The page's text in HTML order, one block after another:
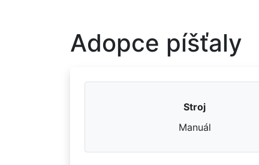
Adopce píšťaly
Stroj
Manuál